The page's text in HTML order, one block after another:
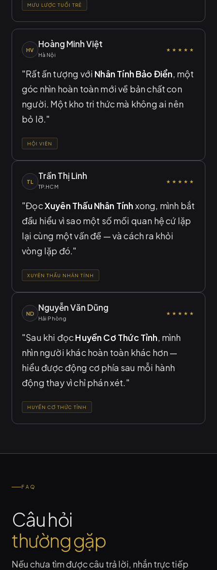
MƯU LƯỢC TUỔI TRẺ
HV
Hoàng Minh Việt
Hà Nội
★★★★★
"Rất ấn tượng với Nhân Tính Bảo Điển, một
góc nhìn hoàn toàn mới về bản chất con
người. Một kho tri thức mà không ai nên
bỏ lỡ."
HỘI VIÊN
TL
Trần Thị Linh
TP.HCM
★★★★★
"ĐọcXuyên Thấu Nhân Tínhxong, mình bắt
đầu hiểu vì sao một số mối quan hệ cứ lặp
lại cùng một vấn đề — và cách ra khỏi
vòng lặp đó."
XUYÊN THẤU NHÂN TÍNH
ND
Nguyễn Văn Dũng
Hải Phòng
★★★★★
"Sau khi đọcHuyền Cơ Thức Tỉnh, mình
nhìn người khác hoàn toàn khác hơn —
hiểu được động cơ phía sau mỗi hành
động thay vì chỉ phán xét."
HUYỀN CƠ THỨC TỈNH
FAQ
Câu hỏi
thường gặp
Nếu chưa tìm được câu trả lời, nhắn trực tiếp